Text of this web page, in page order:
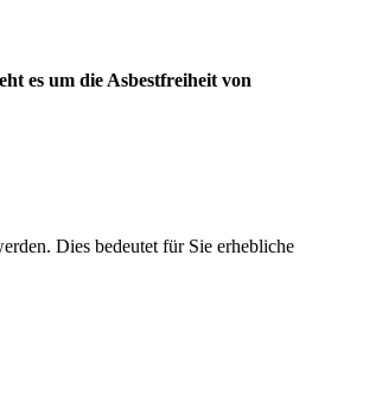
es um die Asbestfreiheit von
Dies bedeutet für Sie erhebliche